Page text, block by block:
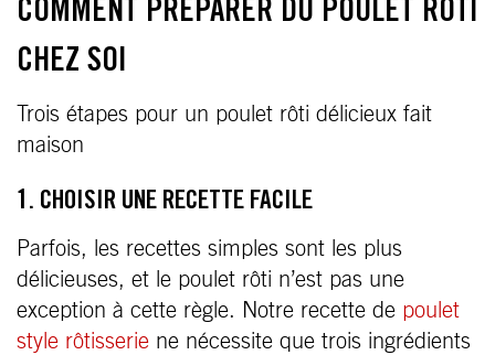
COMMENT PRÉPARER DU POULET RÔTI
CHEZ SOI
Trois étapes pour un poulet rôti délicieux fait
maison
1. CHOISIR UNE RECETTE FACILE
Parfois, les recettes simples sont les plus
délicieuses, et le poulet rôti n’est pas une
exception à cette règle. Notre recette de poulet
style rôtisserie ne nécessite que trois ingrédients